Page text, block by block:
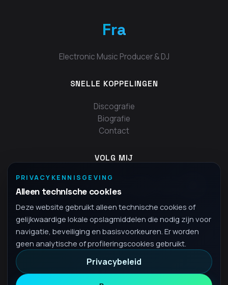
Fra
Electronic Music Producer & DJ
SNELLE KOPPELINGEN
Discografie
Biografie
Contact
VOLG MIJ
PRIVACYKENNISGEVING
Alleen technische cookies
Deze website gebruikt alleen technische cookies of
gelijkwaardige lokale opslagmiddelen die nodig zijn voor
navigatie, beveiliging en basisvoorkeuren. Er worden
geen analytische of profileringscookies gebruikt.
Privacybeleid